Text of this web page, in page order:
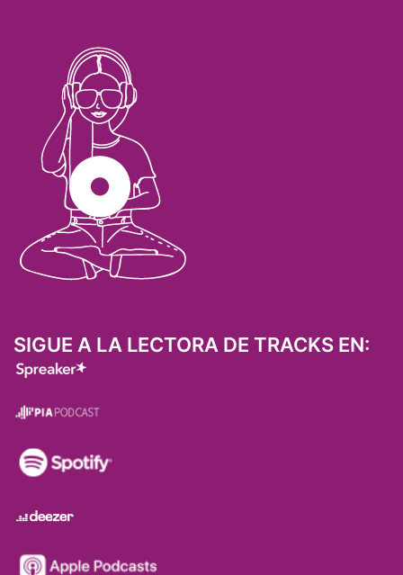
SIGUE A LA LECTORA DE TRACKS EN: